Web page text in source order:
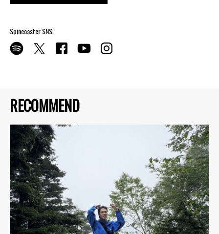
RECOMMEND
Spincoaster SNS